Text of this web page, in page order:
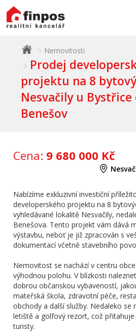
Nemovitosti
Prodej
projektu na 8
Nesvačily u Bystřice
Benešov
Cena: 9 680 000 Kč
Nabízíme exkluzivní investiční
developerského projektu na 8
vyhledávané lokalitě Nesvačily,
Benešova. Tento projekt vám dává
výstavbu, neboť je již zpracován s
dokumentací včetně stavebního
Nemovitost se nachází v centru
výhodnou polohu. V blízkosti
dobrou občanskou vybaveností,
mateřská škola, zdravotní péče,
obchody a další služby. Nedaleko se
letiště a golfový rezort, což
turisty.